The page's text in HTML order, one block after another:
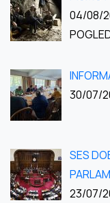
04/08/
30/07/
SES
23/07/